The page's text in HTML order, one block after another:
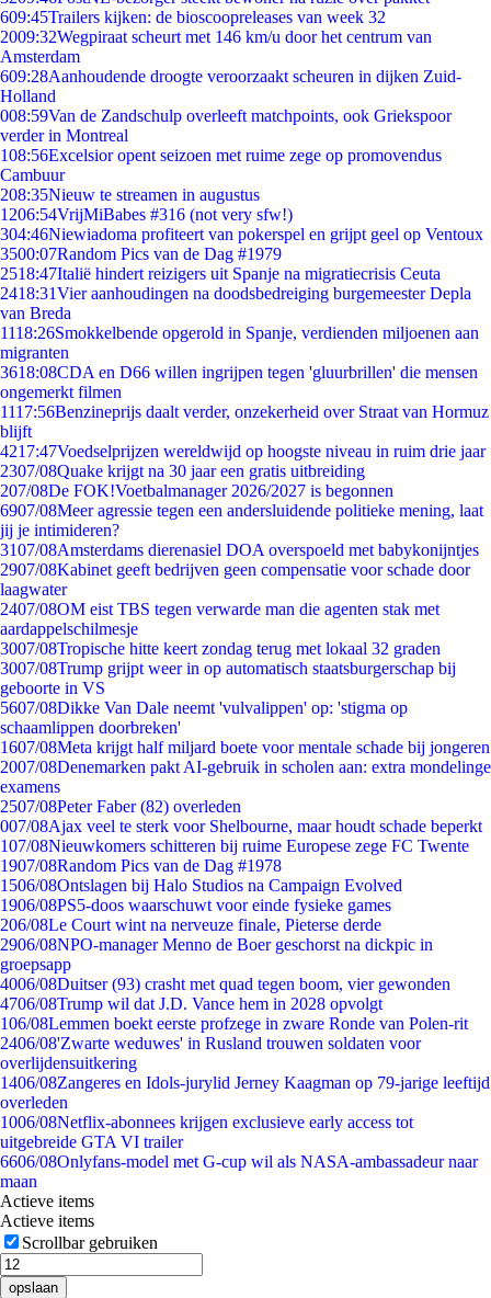
609:45Trailers kijken: de bioscoopreleases van week 32
2009:32Wegpiraat scheurt met 146 km/u door het centrum van
Amsterdam
609:28Aanhoudende droogte veroorzaakt scheuren in dijken Zuid-
Holland
008:59Van de Zandschulp overleeft matchpoints, ook Griekspoor
verder in Montreal
108:56Excelsior opent seizoen met ruime zege op promovendus
Cambuur
208:35Nieuw te streamen in augustus
1206:54VrijMiBabes #316 (not very sfw!)
304:46Niewiadoma profiteert van pokerspel en grijpt geel op Ventoux
3500:07Random Pics van de Dag #1979
2518:47Italië hindert reizigers uit Spanje na migratiecrisis Ceuta
2418:31Vier aanhoudingen na doodsbedreiging burgemeester Depla
van Breda
1118:26Smokkelbende opgerold in Spanje, verdienden miljoenen aan
migranten
3618:08CDA en D66 willen ingrijpen tegen 'gluurbrillen' die mensen
ongemerkt filmen
1117:56Benzineprijs daalt verder, onzekerheid over Straat van Hormuz
blijft
4217:47Voedselprijzen wereldwijd op hoogste niveau in ruim drie jaar
2307/08Quake krijgt na 30 jaar een gratis uitbreiding
207/08De FOK!Voetbalmanager 2026/2027 is begonnen
6907/08Meer agressie tegen een andersluidende politieke mening, laat
jij je intimideren?
3107/08Amsterdams dierenasiel DOA overspoeld met babykonijntjes
2907/08Kabinet geeft bedrijven geen compensatie voor schade door
laagwater
2407/08OM eist TBS tegen verwarde man die agenten stak met
aardappelschilmesje
3007/08Tropische hitte keert zondag terug met lokaal 32 graden
3007/08Trump grijpt weer in op automatisch staatsburgerschap bij
geboorte in VS
5607/08Dikke Van Dale neemt 'vulvalippen' op: 'stigma op
schaamlippen doorbreken'
1607/08Meta krijgt half miljard boete voor mentale schade bij jongeren
2007/08Denemarken pakt AI-gebruik in scholen aan: extra mondelinge
examens
2507/08Peter Faber (82) overleden
007/08Ajax veel te sterk voor Shelbourne, maar houdt schade beperkt
107/08Nieuwkomers schitteren bij ruime Europese zege FC Twente
1907/08Random Pics van de Dag #1978
1506/08Ontslagen bij Halo Studios na Campaign Evolved
1906/08PS5-doos waarschuwt voor einde fysieke games
206/08Le Court wint na nerveuze finale, Pieterse derde
2906/08NPO-manager Menno de Boer geschorst na dickpic in
groepsapp
4006/08Duitser (93) crasht met quad tegen boom, vier gewonden
4706/08Trump wil dat J.D. Vance hem in 2028 opvolgt
106/08Lemmen boekt eerste profzege in zware Ronde van Polen-rit
2406/08'Zwarte weduwes' in Rusland trouwen soldaten voor
overlijdensuitkering
1406/08Zangeres en Idols-jurylid Jerney Kaagman op 79-jarige leeftijd
overleden
1006/08Netflix-abonnees krijgen exclusieve early access tot
uitgebreide GTA VI trailer
6606/08Onlyfans-model met G-cup wil als NASA-ambassadeur naar
maan
Actieve items
Actieve items
Scrollbar gebruiken
opslaan